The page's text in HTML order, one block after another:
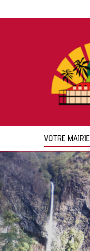
VOTRE MAIRIE